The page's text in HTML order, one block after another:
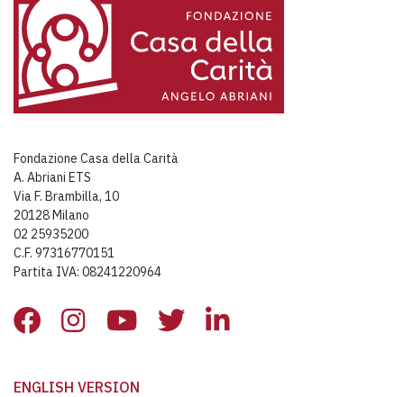
Fondazione Casa della Carità
A. Abriani ETS
Via F. Brambilla, 10
20128 Milano
02 25935200
C.F. 97316770151
Partita IVA: 08241220964
ENGLISH VERSION